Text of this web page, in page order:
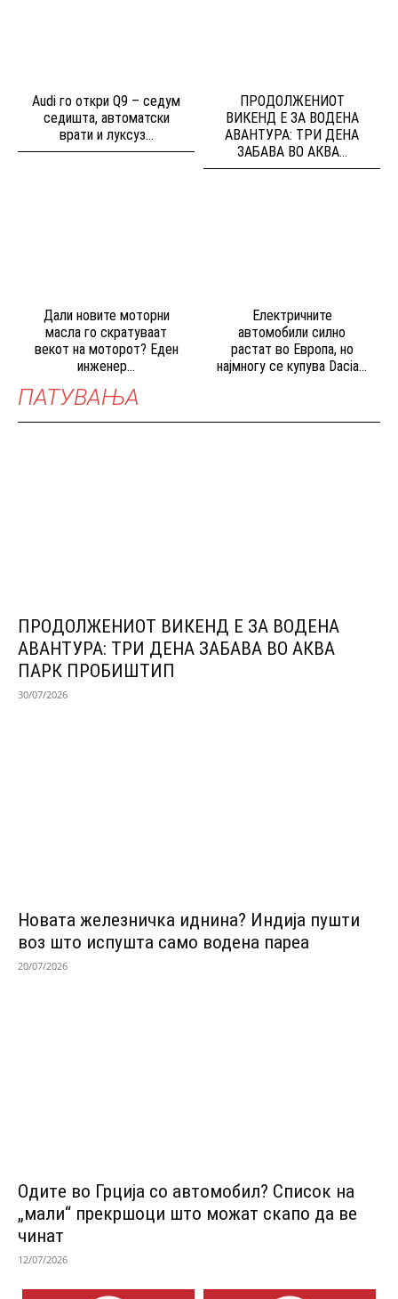
Audi го откри Q9 – седум
седишта, автоматски
врати и луксуз...
ПРОДОЛЖЕНИОТ
ВИКЕНД Е ЗА ВОДЕНА
АВАНТУРА: ТРИ ДЕНА
ЗАБАВА ВО АКВА...
Дали новите моторни
масла го скратуваат
векот на моторот? Еден
инженер...
Електричните
автомобили силно
растат во Европа, но
најмногу се купува Dacia...
ПАТУВАЊА
ПРОДОЛЖЕНИОТ ВИКЕНД Е ЗА ВОДЕНА
АВАНТУРА: ТРИ ДЕНА ЗАБАВА ВО АКВА
ПАРК ПРОБИШТИП
30/07/2026
Новата железничка иднина? Индија пушти
воз што испушта само водена пареа
20/07/2026
Одитe во Грција со автомобил? Список на
„мали“ прекршоци што можат скапо да ве
чинат
12/07/2026